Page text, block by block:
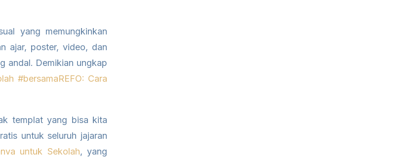
yang memungkinkan
ajar, poster, video, dan
andal. Demikian ungkap
#bersamaREFO: Cara
templat yang bisa kita
untuk seluruh jajaran
untuk Sekolah, yang